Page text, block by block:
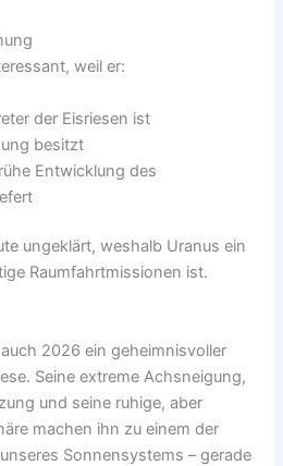
weil er:
der Eisriesen ist
besitzt
Entwicklung des
ungeklärt, weshalb Uranus ein
Raumfahrtmissionen ist.
2026 ein geheimnisvoller
Seine extreme Achsneigung,
und seine ruhige, aber
machen ihn zu einem der
Sonnensystems – gerade